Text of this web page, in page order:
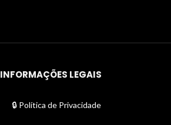
INFORMAÇÕES LEGAIS
🔒 Política de Privacidade